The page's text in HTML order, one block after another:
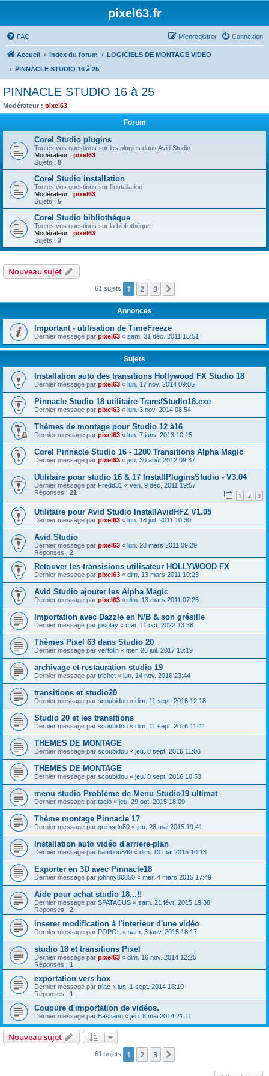
pixel63.fr
FAQ Connexion
M’enregistrer
Accueil Index du forum
LOGICIELS DE MONTAGE VIDEO
PINNACLE STUDIO 16 à 25
PINNACLE STUDIO 16 à 25
Modérateur : pixel63
Forum
Corel Studio plugins
Toutes vos questions sur les plugins dans Avid Studio
Modérateur : pixel63
Sujets : 8
Corel Studio installation
Toutes vos questions sur l'installation
Modérateur : pixel63
Sujets : 5
Corel Studio bibliothéque
Toutes vos questions sur la bibliothéque
Modérateur : pixel63
Sujets : 3
Nouveau sujet
61 sujets 1 2 3
Annonces
Important - utilisation de TimeFreeze
Dernier message par pixel63 « sam. 31 déc. 2011 15:51
Sujets
Installation auto des transitions Hollywood FX Studio 18
Dernier message par pixel63 « lun. 17 nov. 2014 09:05
Pinnacle Studio 18 utilitaire TransfStudio18.exe
Dernier message par pixel63 « lun. 3 nov. 2014 08:54
Thèmes de montage pour Studio 12 à16
Dernier message par pixel63 « lun. 7 janv. 2013 10:15
Corel Pinnacle Studio 16 - 1200 Transitions Alpha Magic
Dernier message par pixel63 « jeu. 30 août 2012 09:37
Utilitaire pour studio 16 & 17 InstallPluginsStudio - V3.04
Dernier message par Fredd31 « ven. 9 déc. 2011 19:57
Réponses : 21 1 2 3
Utilitaire pour Avid Studio InstallAvidHFZ V1.05
Dernier message par pixel63 « lun. 18 juil. 2011 10:30
Avid Studio
Dernier message par pixel63 « lun. 28 mars 2011 09:29
Réponses : 2
Retouver les transisions utilisateur HOLLYWOOD FX
Dernier message par pixel63 « dim. 13 mars 2011 10:23
Avid Studio ajouter les Alpha Magic
Dernier message par pixel63 « dim. 13 mars 2011 07:25
Importation avec Dazzle en N/B & son grésille
Dernier message par jpsolay « mar. 11 oct. 2022 13:38
Thèmes Pixel 63 dans Studio 20
Dernier message par vertolin « mer. 26 juil. 2017 10:19
archivage et restauration studio 19
Dernier message par trichet « lun. 14 nov. 2016 23:44
transitions et studio20
Dernier message par scoubidou « dim. 11 sept. 2016 12:18
Studio 20 et les transitions
Dernier message par scoubidou « dim. 11 sept. 2016 11:41
THEMES DE MONTAGE
Dernier message par scoubidou « jeu. 8 sept. 2016 11:06
THEMES DE MONTAGE
Dernier message par scoubidou « jeu. 8 sept. 2016 10:53
menu studio Problème de Menu Studio19 ultimat
Dernier message par taclo « jeu. 29 oct. 2015 18:09
Thème montage Pinnacle 17
Dernier message par guimsdu80 « jeu. 28 mai 2015 19:41
Installation auto vidéo d'arriere-plan
Dernier message par bambou840 « dim. 10 mai 2015 10:13
Exporter en 3D avec Pinnacle18
Dernier message par johnny80850 « mer. 4 mars 2015 17:49
Aide pour achat studio 18...!!
Dernier message par SPATACUS « sam. 21 févr. 2015 19:38
Réponses : 2
inserer modification à l'interieur d'une vidéo
Dernier message par POPOL « sam. 3 janv. 2015 18:17
studio 18 et transitions Pixel
Dernier message par pixel63 « dim. 16 nov. 2014 12:25
Réponses : 1
exportation vers box
Dernier message par triac « lun. 1 sept. 2014 18:10
Réponses : 1
Coupure d'importation de vidéos.
Dernier message par Bastianu « jeu. 8 mai 2014 21:11
Nouveau sujet
61 sujets 1 2 3